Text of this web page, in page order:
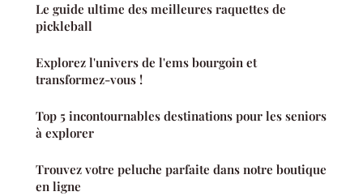
Le guide ultime des meilleures raquettes de
pickleball
Explorez l'univers de l'ems bourgoin et
transformez-vous !
Top 5 incontournables destinations pour les seniors
à explorer
Trouvez votre peluche parfaite dans notre boutique
en ligne